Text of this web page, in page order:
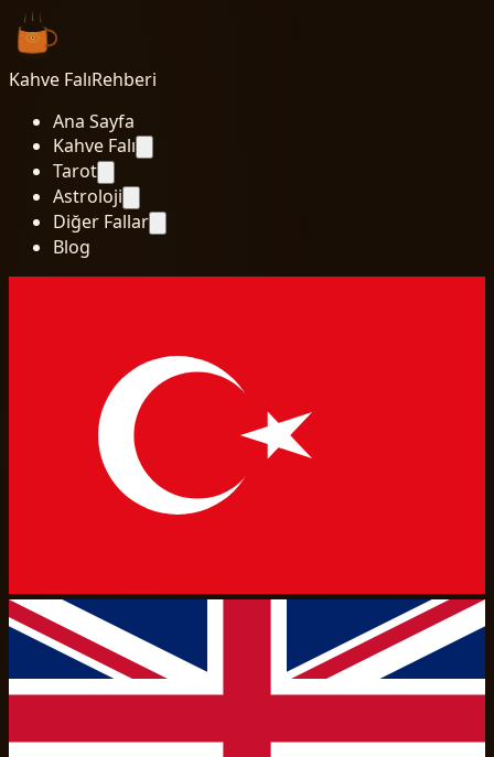
Kahve FalıRehberi
Ana Sayfa
Kahve Falı
Tarot
Astroloji
Diğer Fallar
Blog